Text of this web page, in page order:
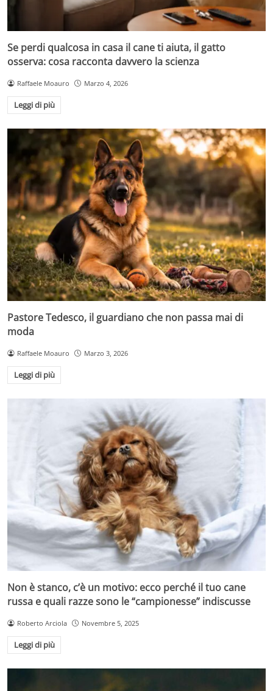
Se perdi qualcosa in casa il cane ti aiuta, il gatto
osserva: cosa racconta davvero la scienza
Raffaele Moauro Marzo 4, 2026
Leggi di più
Pastore Tedesco, il guardiano che non passa mai di
moda
Raffaele Moauro Marzo 3, 2026
Leggi di più
Non è stanco, c’è un motivo: ecco perché il tuo cane
russa e quali razze sono le “campionesse” indiscusse
Roberto Arciola Novembre 5, 2025
Leggi di più